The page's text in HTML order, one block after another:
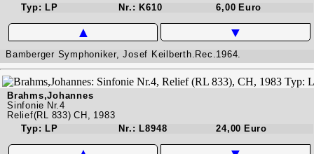
Typ: LP
Nr.: K610 6,00 Euro
▲ ▼
Bamberger Symphoniker, Josef Keilberth.Rec.1964.
Brahms,Johannes
Sinfonie Nr.4
Relief(RL 833) CH, 1983
Typ: LP
Nr.: L8948 24,00 Euro